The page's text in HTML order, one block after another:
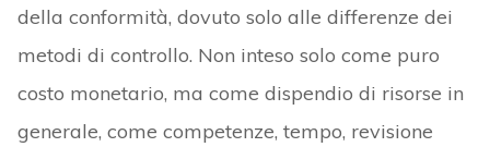
della conformità, dovuto solo alle differenze dei
metodi di controllo. Non inteso solo come puro
costo monetario, ma come dispendio di risorse in
generale, come competenze, tempo, revisione